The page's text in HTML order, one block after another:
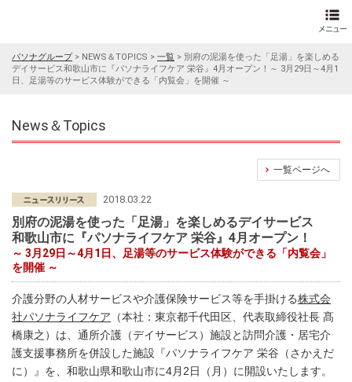
パソナグループ> NEWS＆TOPICS > 一覧 > 別府の泥湯を使った「足湯」を楽しめる
デイサービス和歌山市に『パソナライフケア 栄谷』4月オープン！～ 3月29日～4月1
日、足湯等のサービス体験ができる「内覧会」を開催 ～
News＆Topics
一覧ページへ
2018.03.22
別府の泥湯を使った「足湯」を楽しめるデイサービス
和歌山市に『パソナライフケア 栄谷』4月オープン！
～ 3月29日～4月1日、足湯等のサービス体験ができる「内覧会」
を開催 ～
介護分野の人材サービスや介護保険サービス等を手掛ける株式会
社パソナライフケア （本社：東京都千代田区、代表取締役社長 髙
橋康之）は、通所介護（デイサービス）施設と訪問介護・居宅介
護支援事務所を併設した施設『パソナライフケア 栄谷（さかえだ
に）』を、和歌山県和歌山市に4月2日（月）に開設いたします。